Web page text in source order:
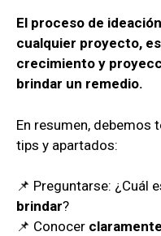
El proceso de
cualquier proyecto,
crecimiento y
brindar un remedio.
En resumen, debemos
tips y apartados:
📌 Preguntarse: ¿Cuál
brindar?
📌 Conocer